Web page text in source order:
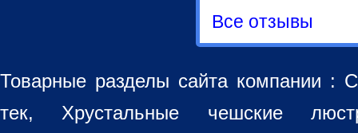
Все отзывы
Товарные разделы сайта компании :
тек, Хрустальные чешские